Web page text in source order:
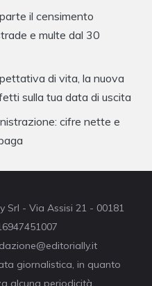
il censimento
e multe dal 30
di vita, la nuova
sulla tua data di uscita
cifre nette e
Srl - Via Assisi 21 - 00181
giornalistica, in quanto